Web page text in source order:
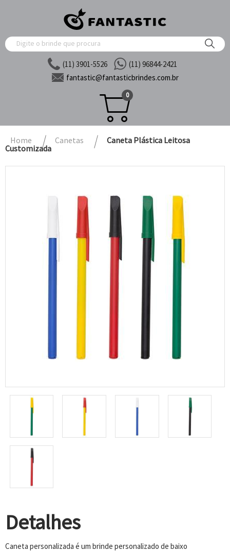
(11) 3901-5526
(11) 96844-2421
fantastic@fantasticbrindes.com.br
0
Home Canetas
Caneta Plástica Leitosa
Customizada
Detalhes
Caneta personalizada é um brinde personalizado de baixo